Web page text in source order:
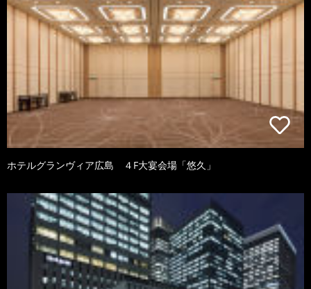
ホテルグランヴィア広島 ４F大宴会場「悠久」